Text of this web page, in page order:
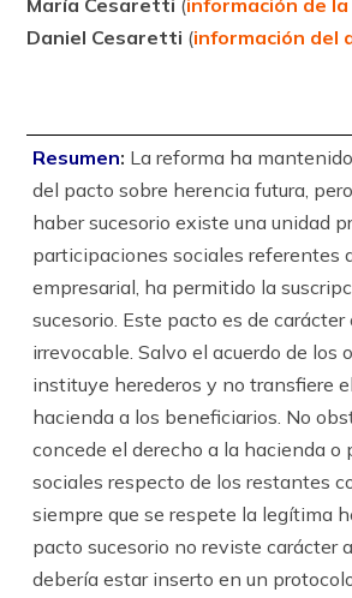
María Cesaretti (información de
Daniel Cesaretti (información del
Resumen: La reforma ha
del pacto sobre herencia futura,
haber sucesorio existe una unidad
participaciones sociales referentes
empresarial, ha permitido la
sucesorio. Este pacto es de
irrevocable. Salvo el acuerdo de los
instituye herederos y no transfiere
hacienda a los beneficiarios. No
concede el derecho a la hacienda o
sociales respecto de los restantes
siempre que se respete la legítima
pacto sucesorio no reviste carácter
debería estar inserto en un